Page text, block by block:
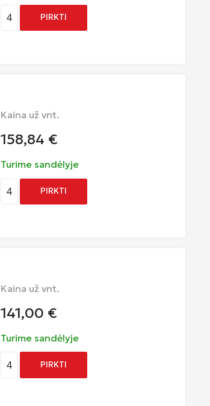
4 PIRKTI
Kaina už vnt.
158,84 €
Turime sandėlyje
4 PIRKTI
Kaina už vnt.
141,00 €
Turime sandėlyje
4 PIRKTI